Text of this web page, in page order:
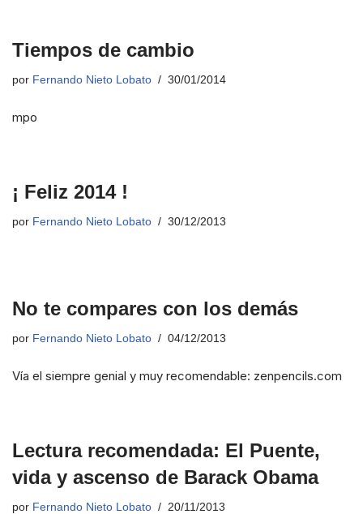
Tiempos de cambio
por Fernando Nieto Lobato 30/01/2014
mpo
¡ Feliz 2014 !
por Fernando Nieto Lobato 30/12/2013
No te compares con los demás
por Fernando Nieto Lobato 04/12/2013
Vía el siempre genial y muy recomendable: zenpencils.com
Lectura recomendada: El Puente,
vida y ascenso de Barack Obama
por Fernando Nieto Lobato 20/11/2013